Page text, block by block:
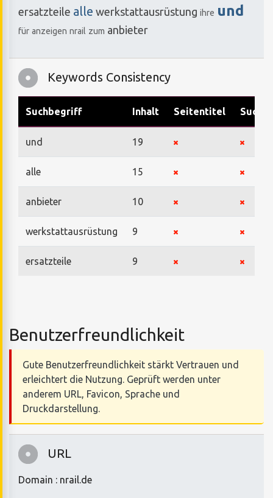
ersatzteile alle werkstattausrüstung ihre und
für anzeigen nrail zum anbieter
Keywords Consistency
Suchbegriff Inhalt Seitentitel
und 19
alle 15
anbieter 10
werkstattausrüstung 9
ersatzteile 9
Benutzerfreundlichkeit
Gute Benutzerfreundlichkeit stärkt Vertrauen und
erleichtert die Nutzung. Geprüft werden unter
anderem URL, Favicon, Sprache und
Druckdarstellung.
URL
Domain : nrail.de